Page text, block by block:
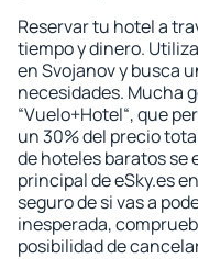
Reservar tu hotel a
tiempo y dinero.
en Svojanov y busca
necesidades. Mucha
“Vuelo+Hotel“, que
un 30% del precio
de hoteles baratos se
principal de eSky.es
seguro de si vas a
inesperada,
posibilidad de